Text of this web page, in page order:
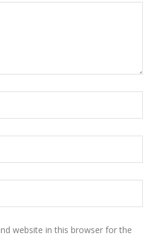
website in this browser for the